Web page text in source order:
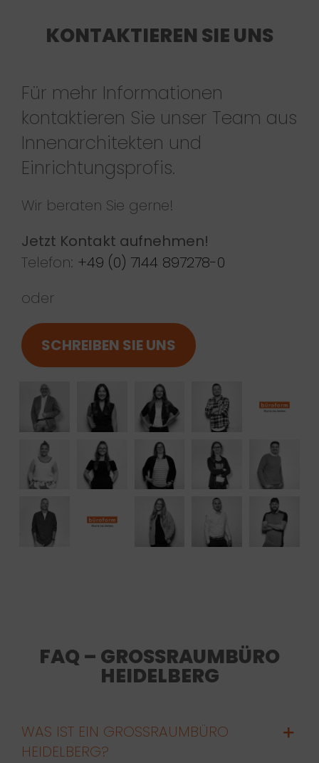
KONTAKTIEREN SIE UNS
Für mehr Informationen
kontaktieren Sie unser Team aus
Innenarchitekten und
Einrichtungsprofis.
Wir beraten Sie gerne!
Jetzt Kontakt aufnehmen!
Telefon: +49 (0) 7144 897278-0
oder
SCHREIBEN SIE UNS
FAQ – GROSSRAUMBÜRO H
EIDELBERG
WAS IST EIN GROSSRAUMBÜRO H
EIDELBERG?